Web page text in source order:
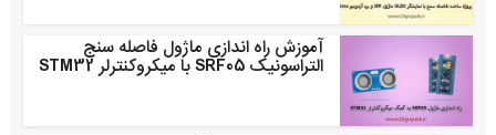
آموزش راه اندازی ماژول فاصله سنج
التراسونیک SRF05 با میکروکنترلر STM32